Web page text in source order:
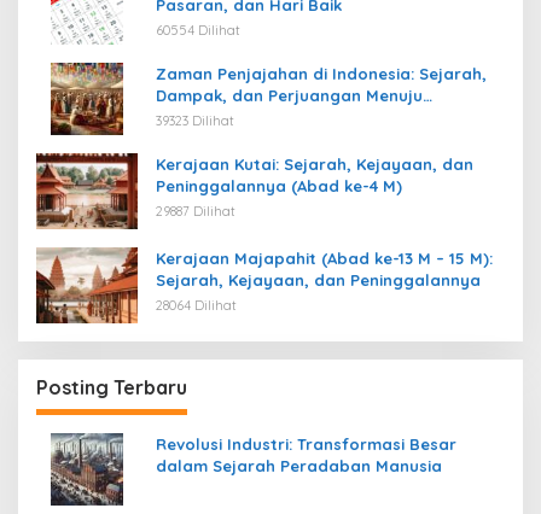
Pasaran, dan Hari Baik
60554 Dilihat
Zaman Penjajahan di Indonesia: Sejarah,
Dampak, dan Perjuangan Menuju
Kemerdekaan
39323 Dilihat
Kerajaan Kutai: Sejarah, Kejayaan, dan
Peninggalannya (Abad ke-4 M)
29887 Dilihat
Kerajaan Majapahit (Abad ke-13 M – 15 M):
Sejarah, Kejayaan, dan Peninggalannya
28064 Dilihat
Posting Terbaru
Revolusi Industri: Transformasi Besar
dalam Sejarah Peradaban Manusia